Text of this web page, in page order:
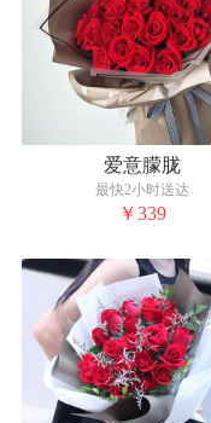
爱意朦胧
最快2小时送达
￥339